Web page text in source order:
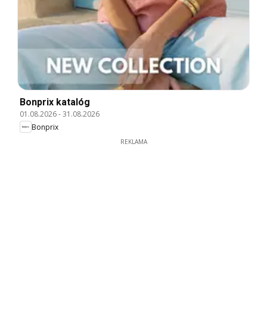
Bonprix katalóg
01.08.2026-31.08.2026
Bonprix
REKLAMA